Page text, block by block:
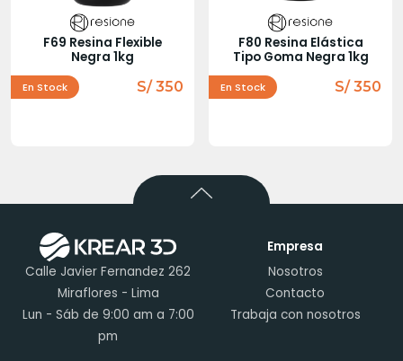
F69 Resina Flexible
Negra 1kg
En Stock S/ 350
F80 Resina Elástica
Tipo Goma Negra 1kg
En Stock S/ 350
Calle Javier Fernandez 262
Miraflores - Lima
Lun - Sáb de 9:00 am a 7:00
pm
Empresa
Nosotros
Contacto
Trabaja con nosotros